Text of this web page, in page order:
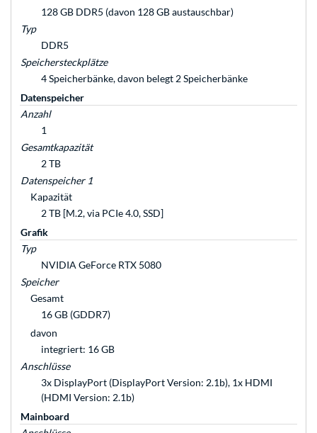
128 GB DDR5 (davon 128 GB austauschbar)
Typ
DDR5
Speichersteckplätze
4 Speicherbänke, davon belegt 2 Speicherbänke
Datenspeicher
Anzahl
1
Gesamtkapazität
2 TB
Datenspeicher 1
Kapazität
2 TB [M.2, via PCIe 4.0, SSD]
Grafik
Typ
NVIDIA GeForce RTX 5080
Speicher
Gesamt
16 GB (GDDR7)
davon
integriert: 16 GB
Anschlüsse
3x DisplayPort (DisplayPort Version: 2.1b), 1x HDMI
(HDMI Version: 2.1b)
Mainboard